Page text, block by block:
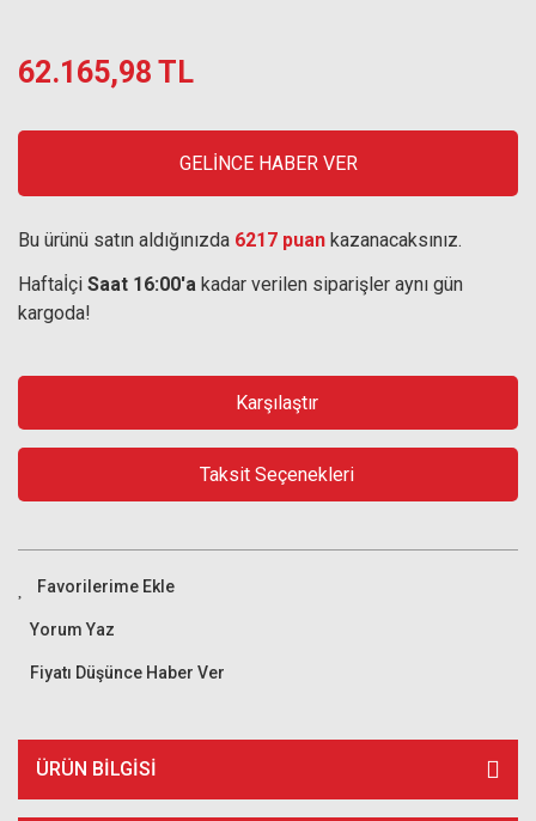
62.165,98 TL
GELİNCE HABER VER
Bu ürünü satın aldığınızda 6217 puan kazanacaksınız.
Haftaİçi Saat 16:00'a kadar verilen siparişler aynı gün
kargoda!
Karşılaştır
Taksit Seçenekleri
Yorum Yaz
Fiyatı Düşünce Haber Ver
ÜRÜN BILGISI